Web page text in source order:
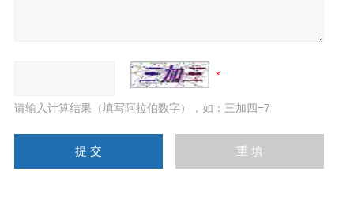
请输入计算结果（填写阿拉伯数字），如：三加四=7